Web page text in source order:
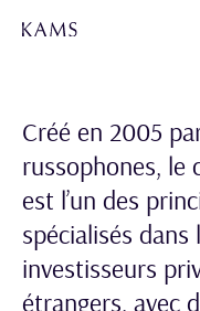
Créé en 2005
russophones, le
est l’un des
spécialisés dans
investisseurs
étrangers, avec